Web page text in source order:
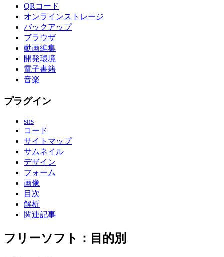
QRコード
オンラインストレージ
バックアップ
ブラウザ
動画編集
開発環境
電子書籍
音楽
プラグイン
sns
コード
サイトマップ
サムネイル
デザイン
フォーム
画像
目次
解析
関連記事
フリーソフト：目的別